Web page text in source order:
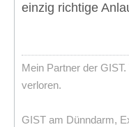
einzig richtige
Mein Partner der
verloren.
GIST am Dünndarm,